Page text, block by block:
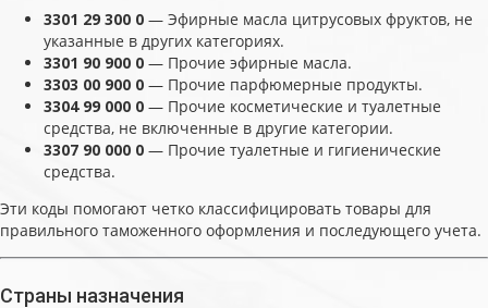
3301 29 300 0 — Эфирные масла цитрусовых фруктов, не
указанные в других категориях.
3301 90 900 0 — Прочие эфирные масла.
3303 00 900 0 — Прочие парфюмерные продукты.
3304 99 000 0 — Прочие косметические и туалетные
средства, не включенные в другие категории.
3307 90 000 0 — Прочие туалетные и гигиенические
средства.
Эти коды помогают четко классифицировать товары для
правильного таможенного оформления и последующего учета.
Страны назначения